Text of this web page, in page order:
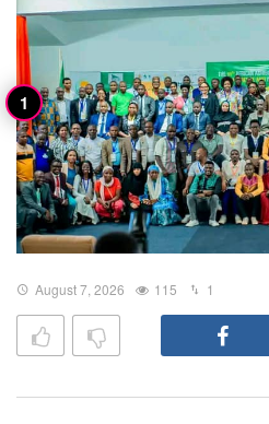
August 7, 2026 115 1